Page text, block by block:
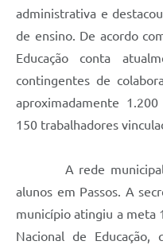
administrativa e
de ensino. De acordo
Educação conta
contingentes de
aproximadamente
150 trabalhadores
A rede municipal
alunos em Passos. A
município atingiu a meta
Nacional de